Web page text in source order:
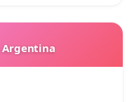
Argentina